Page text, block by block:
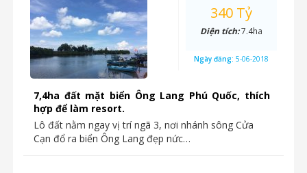
7,4ha đất mặt biển Ông Lang Phú Quốc, thích
hợp để làm resort.
Lô đất nằm ngay vị trí ngã 3, nơi nhánh sông Cửa
Cạn đổ ra biển Ông Lang đẹp nức…
340 Tỷ
Diện tích:7.4ha
Ngày đăng: 5-06-2018